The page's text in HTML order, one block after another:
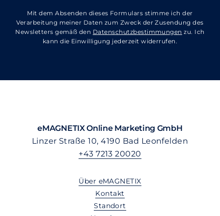
Mit dem Absenden dieses Formulars stimme ich der
Verarbeitung meiner Daten zum Zweck der Zusendung des
Newsletters gemäß den Datenschutzbestimmungen zu. Ich
kann die Einwilligung jederzeit widerrufen.
eMAGNETIX Online Marketing GmbH
Linzer Straße 10, 4190 Bad Leonfelden
+43 7213 20020
Über eMAGNETIX
Kontakt
Standort